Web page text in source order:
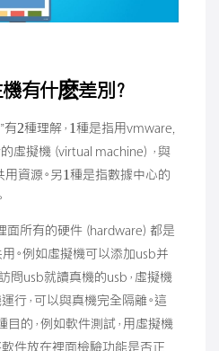
有什麽差別？
2種理解，1種是指用vmware,
擬機（virtual machine），與
用資源。另1種是指數據中心的
面所有的硬件（hardware）都是
。例如虛擬機可以添加usb并
問usb就讀真機的usb，虛擬機
行，可以與真機完全隔離。這
的，例如軟件測試，用虛擬機
件放在裡面檢驗功能是否正